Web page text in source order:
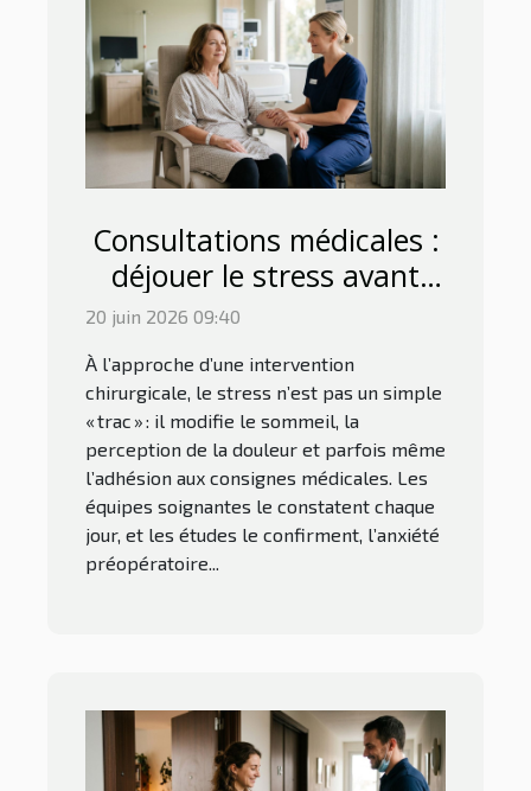
Consultations médicales :
déjouer le stress avant
une intervention
20 juin 2026 09:40
À l’approche d’une intervention
chirurgicale, le stress n’est pas un simple
« trac » : il modifie le sommeil, la
perception de la douleur et parfois même
l’adhésion aux consignes médicales. Les
équipes soignantes le constatent chaque
jour, et les études le confirment, l’anxiété
préopératoire...